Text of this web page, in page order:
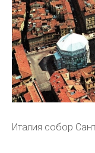
Италия собор